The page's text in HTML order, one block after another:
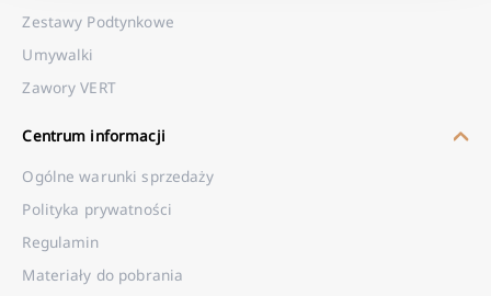
Zestawy Podtynkowe
Umywalki
Zawory VERT
Centrum informacji
Ogólne warunki sprzedaży
Polityka prywatności
Regulamin
Materiały do pobrania